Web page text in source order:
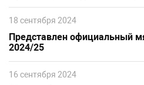
18 сентября 2024
Представлен официальный
2024/25
16 сентября 2024